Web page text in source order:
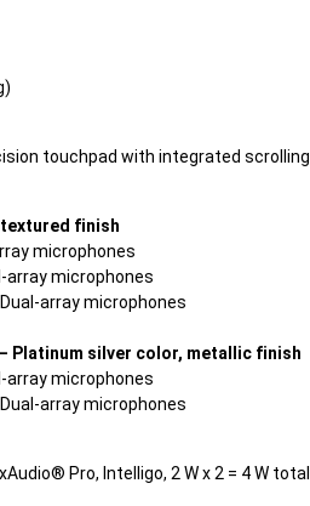
touchpad with integrated scrolling
finish
microphones
array microphones
array microphones
Platinum silver color, metallic finish
array microphones
array microphones
Pro, Intelligo, 2 W x 2 = 4 W total